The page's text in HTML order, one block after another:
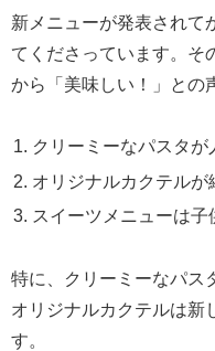
新メニューが発表されて
てくださっています。そ
から「美味しい！」との
クリーミーなパスタが
オリジナルカクテルが
スイーツメニューは
特に、クリーミーなパス
オリジナルカクテルは新
す。